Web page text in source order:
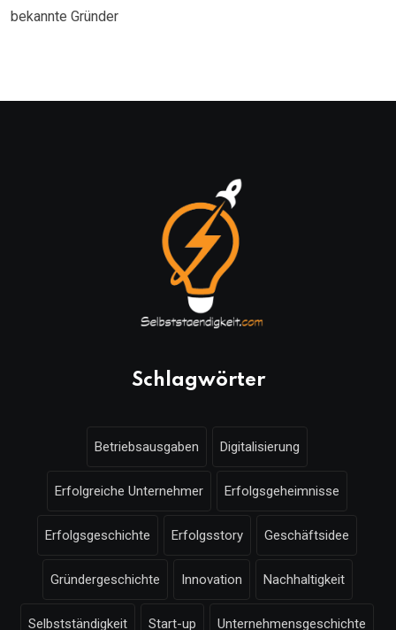
bekannte Gründer
Schlagwörter
Betriebsausgaben Digitalisierung
Erfolgreiche Unternehmer Erfolgsgeheimnisse
Erfolgsgeschichte Erfolgsstory Geschäftsidee
Gründergeschichte Innovation Nachhaltigkeit
Selbstständigkeit Start-up Unternehmensgeschichte